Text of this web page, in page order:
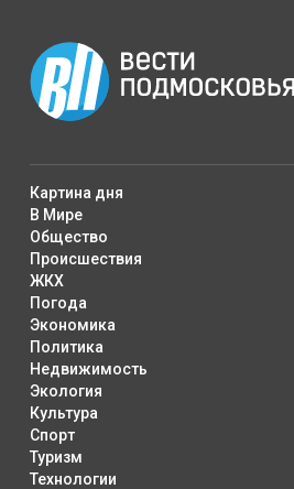
Картина дня
В Мире
Общество
Происшествия
ЖКХ
Погода
Экономика
Политика
Недвижимость
Экология
Культура
Спорт
Туризм
Технологии